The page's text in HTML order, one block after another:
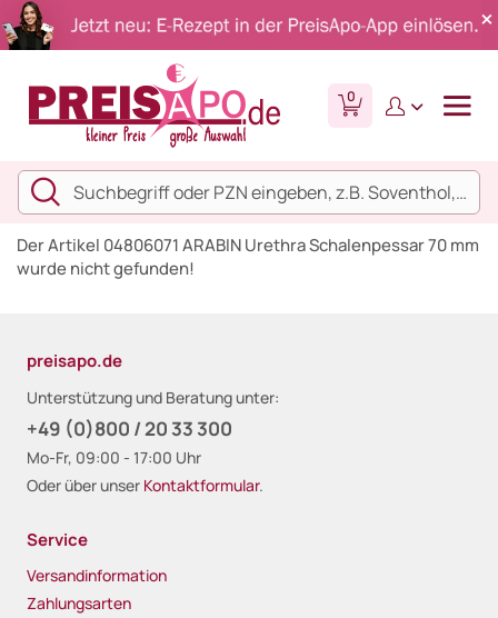
0
Der Artikel 04806071 ARABIN Urethra Schalenpessar 70 mm
wurde nicht gefunden!
preisapo.de
Unterstützung und Beratung unter:
+49 (0)800 / 20 33 300
Mo-Fr, 09:00 - 17:00 Uhr
Oder über unser Kontaktformular.
Service
Versandinformation
Zahlungsarten